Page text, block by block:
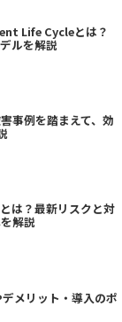
Life Cycleとは？
ルを解説
事例を踏まえて、効
は？最新リスクと対
解説
メリット・導入のポ